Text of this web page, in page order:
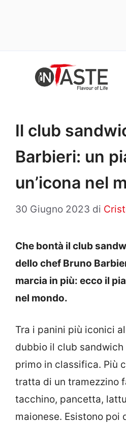
Il club
Barbieri: un
un’icona nel
30 Giugno 2023 di
Che bontà il club
dello chef Bruno
marcia in più: ecco il
nel mondo.
Tra i panini più iconici
dubbio il club
primo in classifica. Più
tratta di un tramezzino
tacchino, pancetta,
maionese. Esistono poi